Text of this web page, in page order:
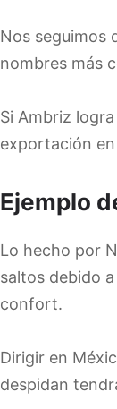
Nos seguimos
nombres más
Si Ambriz
exportación
Ejemplo
Lo hecho por
saltos debido
confort.
Dirigir en
despidan